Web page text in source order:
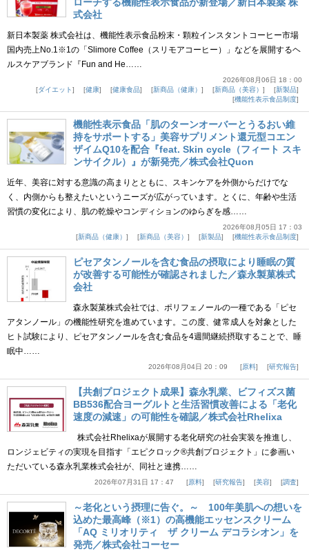
式会社
新日本製薬 株式会社は、機能性表示食品粉末・顆粒インスタントコーヒー市場
国内売上No.1※1の「Slimore Coffee（スリモアコーヒー）」などを展開するヘ
ルスケアブランド『Fun and He……
2026年08月06日 18：00
ダイエット
健康 健康食品 新商品（健康） 新商品（美容）
新製品
機能性表示食品制度
機能性表示食品「肌のターンオーバーとうるおい維
持をサポートする」美容サプリメント還元型コエン
ザイムQ10を配合『feat. Skin cycle（フィート スキ
ンサイクル）』が新発売／株式会社Quon
近年、美容に対する意識の高まりとともに、スキンケアを外側からだけでな
く、内側からも整えたいというニーズが広がっています。とくに、年齢や生活
習慣の変化により、肌の乾燥やコンディションのゆらぎを感……
2026年08月05日 17：03
新商品（健康）
新商品（美容） 新製品 機能性表示食品制度
ピセアタンノールを含む食品の摂取により睡眠の質
が改善する可能性が確認されました／森永製菓株式
会社
森永製菓株式会社では、ポリフェノールの一種である「ピセ
アタンノール」の機能性研究を進めています。この度、健常成人を対象とした
ヒト試験により、ピセアタンノールを含む食品を4週間継続摂取することで、睡
眠中……
2026年08月04日 20：09 原料 研究報告
【共創プロジェクト成果】森永乳業、ビフィズス菌
BB536配合ヨーグルトと生活習慣改善による「老化
速度の減速」の可能性を確認／株式会社Rhelixa
株式会社Rhelixaが展開する老化研究の社会実装を推進し、
ロンジェビティの実現を目指す「エピクロック®共創プロジェクト」に参画い
ただいている森永乳業株式会社が、同社と連携……
2026年07月31日 17：47 原料 研究報告 美容 調査
～老化という摂理に告ぐ。～ 100年美肌への想いを
込めた最高峰（※1）の高機能エッセンスクリーム
「AQ ミリオリティ ザ クリーム デコラシオン」を
発売／株式会社コーセー